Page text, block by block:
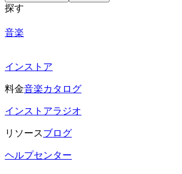
探す
音楽
インストア
料金音楽カタログ
インストアラジオ
リソースブログ
ヘルプセンター